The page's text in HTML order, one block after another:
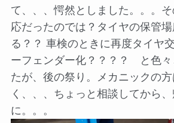
て、、、愕然としました。。。
応だったのでは？タイヤの保管場
る？？ 車検のときに再度タイヤ
ーフェンダー化？？？？ と色々
たが、後の祭り。メカニックの
く、、、ちょっと相談してから
に。。。